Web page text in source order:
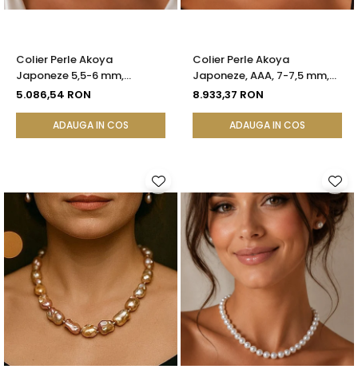
Colier Perle Akoya
Japoneze 5,5-6 mm,
Închizătoare Sferică Aur
5.086,54 RON
ADAUGA IN COS
Colier Perle Akoya
Japoneze, AAA, 7-7,5 mm,
Aur Galben 14K | KASKADDA®
8.933,37 RON
ADAUGA IN COS